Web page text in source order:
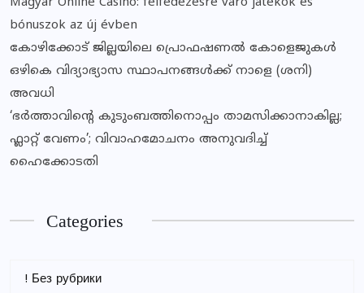
bónuszok az új évben
കോഴിക്കോട് ജില്ലയിലെ പ്രൊഫഷണൽ കോളെജുകൾ
ഒഴികെ വിദ്യാഭ്യാസ സ്ഥാപനങ്ങൾക്ക് നാളെ (ശനി)
അവധി
‘ഭർത്താവിന്റെ കുടുംബത്തിനൊപ്പം താമസിക്കാനാകില്ല;
ഫ്ലാറ്റ് വേണം’; വിവാഹമോചനം അനുവദിച്ച്
ഹൈക്കോടതി
Categories
! Без рубрики